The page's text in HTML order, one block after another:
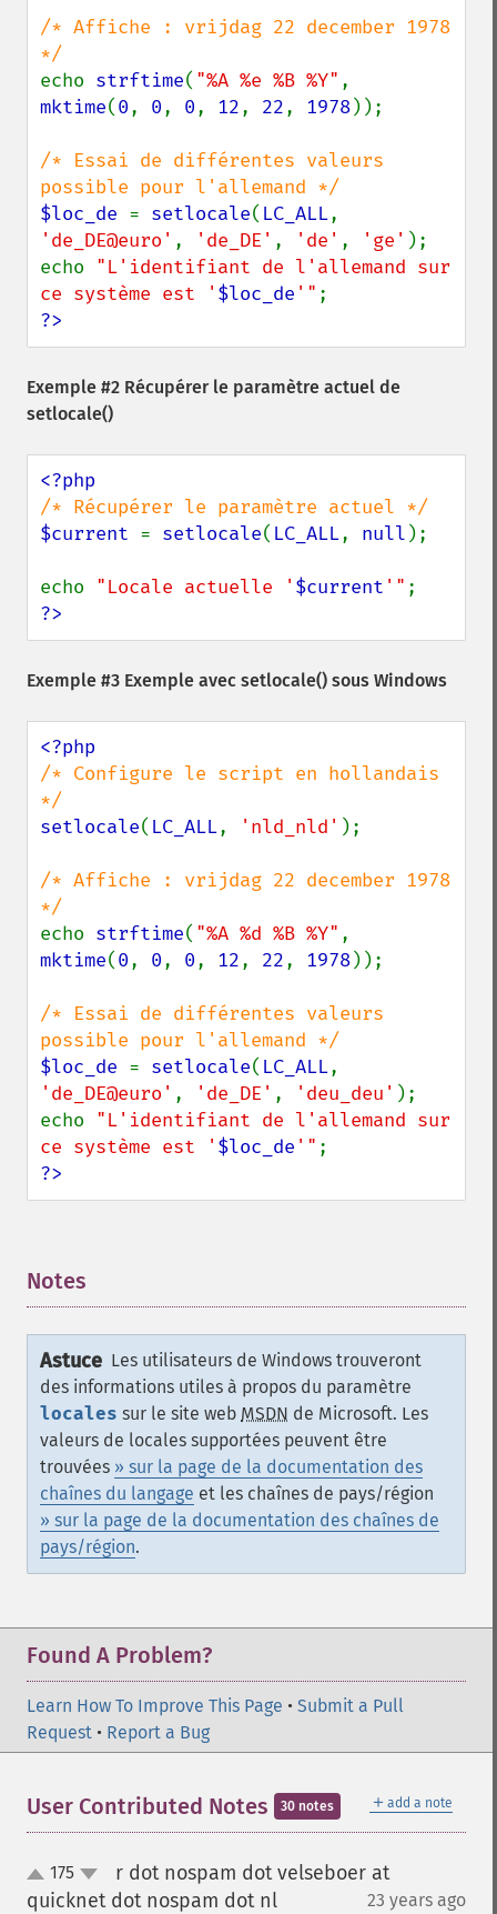
/* Affiche : vrijdag 22 december 1978
echo strftime( "%A %e %B %Y"
mktime(0, 0, 0, 12, 22, 1978));
/* Essai de différentes valeurs
$loc_de = setlocale( LC_ALL
'de_DE@euro' , 'de_DE' , 'de' , 'ge' );
echo "L'identifiant de l'allemand sur
ce système est ' $loc_de '"
?>
Exemple #2 Récupérer le paramètre actuel de
setlocale()
$current = setlocale( LC_ALL, null );
echo "Locale actuelle ' $current '"
?>
Exemple #3 Exemple avec setlocale() sous Windows
/* Configure le script en hollandais
setlocale( LC_ALL, 'nld_nld' );
/* Affiche : vrijdag 22 december 1978
echo strftime( "%A %d %B %Y"
mktime(0, 0, 0, 12, 22, 1978));
/* Essai de différentes valeurs
$loc_de = setlocale( LC_ALL
'de_DE@euro' , 'de_DE' , 'deu_deu' );
echo "L'identifiant de l'allemand sur
ce système est ' $loc_de '"
?>
Notes
Astuce Les utilisateurs de Windows trouveront
des informations utiles à propos du paramètre
locales sur le site web MSDN de Microsoft. Les
valeurs de locales supportées peuvent être
trouvées » sur la page de la documentation des
chaînes du langage et les chaînes de pays/région
» sur la page de la documentation des chaînes de
pays/région.
Found A Problem?
Learn How To Improve This Page • Submit a Pull
Request • Report a Bug
＋ add a note
User Contributed Notes 30 notes
up
down
175
r dot nospam dot velseboer at
quicknet dot nospam dot nl
23 years ago